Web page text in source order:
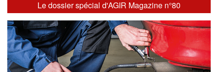
Le dossier spécial d'AGIR Magazine n°80